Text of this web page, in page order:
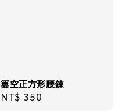
簍空正方形腰鍊
Regular
NT$ 350